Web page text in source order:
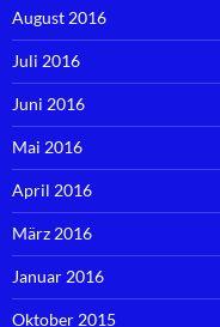
August 2016
Juli 2016
Juni 2016
Mai 2016
April 2016
März 2016
Januar 2016
Oktober 2015